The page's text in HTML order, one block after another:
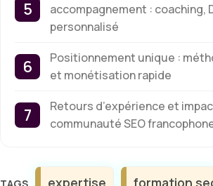
accompagnement : coaching,
personnalisé
Positionnement unique :
et monétisation rapide
Retours d’expérience et
communauté SEO
Étiquettes
expertise formation